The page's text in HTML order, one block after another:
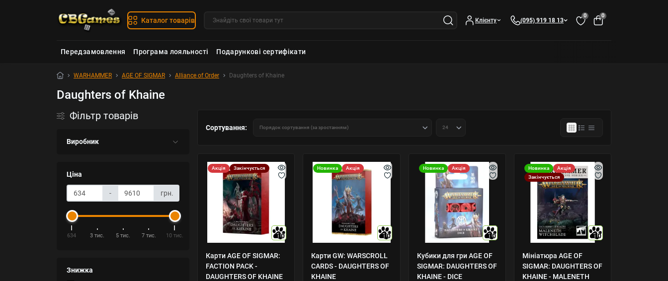
Каталог товарів Клієнту (095) 919 18 13
0 0
Передзамовлення Програма лояльності Подарункові сертифікати
WARHAMMER AGE OF SIGMAR Alliance of Order Daughters of Khaine
Daughters of Khaine
Фільтр товарів
Виробник
Ціна
- грн.
634 3 тис. 5 тис. 7 тис. 10 тис.
Знижка
Сортування:
Акція Закінчується
10
Карти AGE OF SIGMAR:
FACTION PACK -
DAUGHTERS OF KHAINE
Новинка Акція
10
Карти GW: WARSCROLL
CARDS - DAUGHTERS OF
KHAINE
Новинка Акція
10
Кубики для гри AGE OF
SIGMAR: DAUGHTERS OF
KHAINE - DICE
Новинка
Акція
Закінчується
10
Мініатюра AGE OF
SIGMAR: DAUGHTERS OF
KHAINE - MALENETH